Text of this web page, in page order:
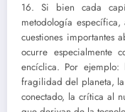
16. Si bien cada
metodología
cuestiones importantes
ocurre especialmente
encíclica. Por
fragilidad del planeta,
conectado, la crítica al